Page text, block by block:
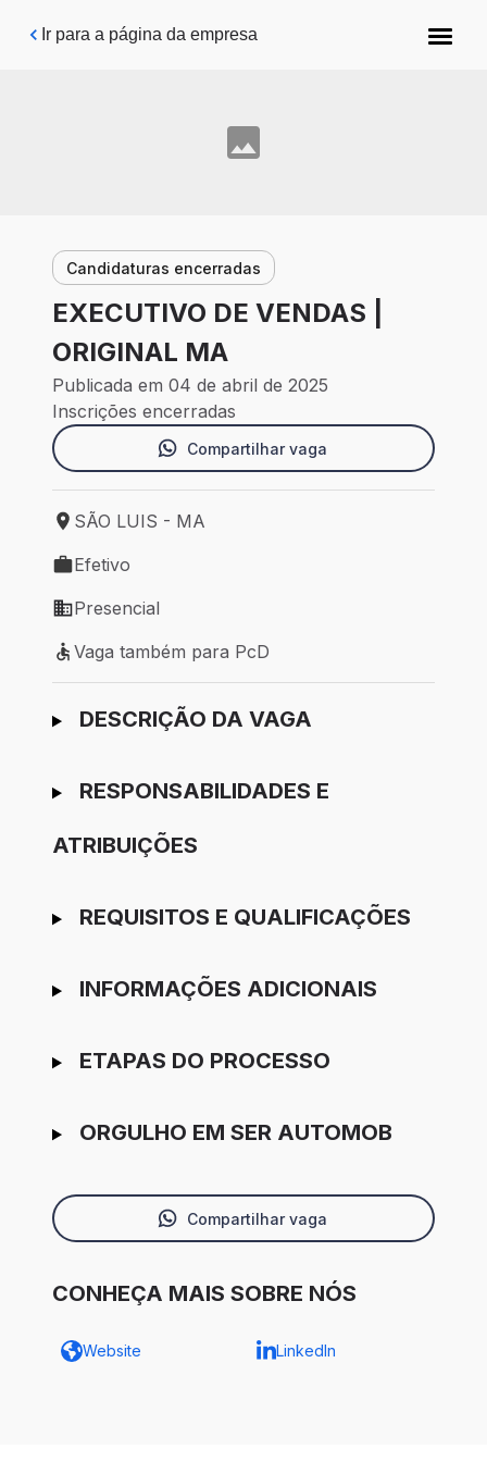
Pular para o conteúdo principal
Ir para a página da empresa
Candidaturas encerradas
EXECUTIVO DE VENDAS |
ORIGINAL MA
Publicada em 04 de abril de 2025
Inscrições encerradas
Compartilhar vaga
Local de trabalho: SÃO LUIS - MA
SÃO LUIS - MA
Tipo de vaga: Efetivo
Efetivo
Modelo de trabalho: Presencial
Presencial
Vaga também para PcD
Vaga também para PcD
Ir para candidatura
DESCRIÇÃO DA VAGA
RESPONSABILIDADES E
ATRIBUIÇÕES
REQUISITOS E QUALIFICAÇÕES
INFORMAÇÕES ADICIONAIS
ETAPAS DO PROCESSO
ORGULHO EM SER AUTOMOB
Compartilhar vaga
CONHEÇA MAIS SOBRE NÓS
Website LinkedIn